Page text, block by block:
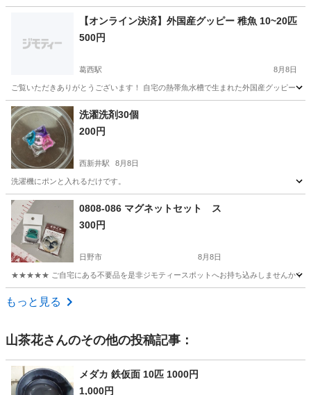
秋津駅 その他 グランツーリスモ
【オンライン決済】外国産グッピー 稚魚 10~20匹
500円
葛西駅 8月8日
ご覧いただきありがとうございます！ 自宅の熱帯魚水槽で生まれた外国産グッピー
東京 江戸川区 葛西駅 その他
洗濯洗剤30個
200円
西新井駅 8月8日
洗濯機にポンと入れるだけです。
東京 足立区 その他
0808-086 マグネットセット ス
300円
日野市 8月8日
★★★★★ ご自宅にある不要品を是非ジモティースポットへお持ち込みしませんか？
東京 日野市
もっと見る
山茶花さんのその他の投稿記事：
メダカ 鉄仮面 10匹 1000円
1,000円